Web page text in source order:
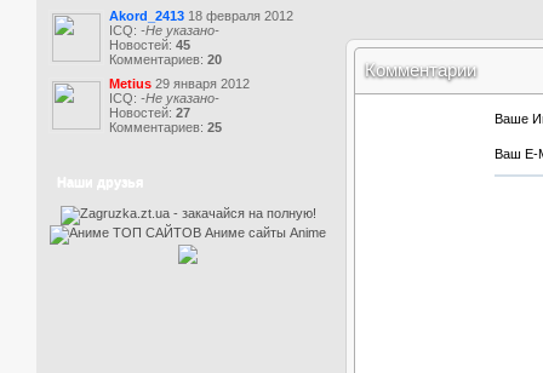
Akord_2413 18 февраля 2012
ICQ: -Не указано-
Новостей: 45
Комментариев: 20
Metius 29 января 2012
ICQ: -Не указано-
Новостей: 27
Комментариев: 25
Наши друзья
Комментарии
Ваше
Ваш E-